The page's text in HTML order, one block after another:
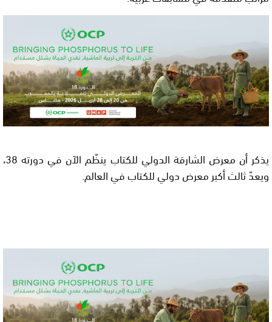
يذكر أن معرض الشارقة الدولي للكتاب ينظّم الآن في دورته 38،
ويعدّ ثالث أكبر معرض دولي للكتاب في العالم.